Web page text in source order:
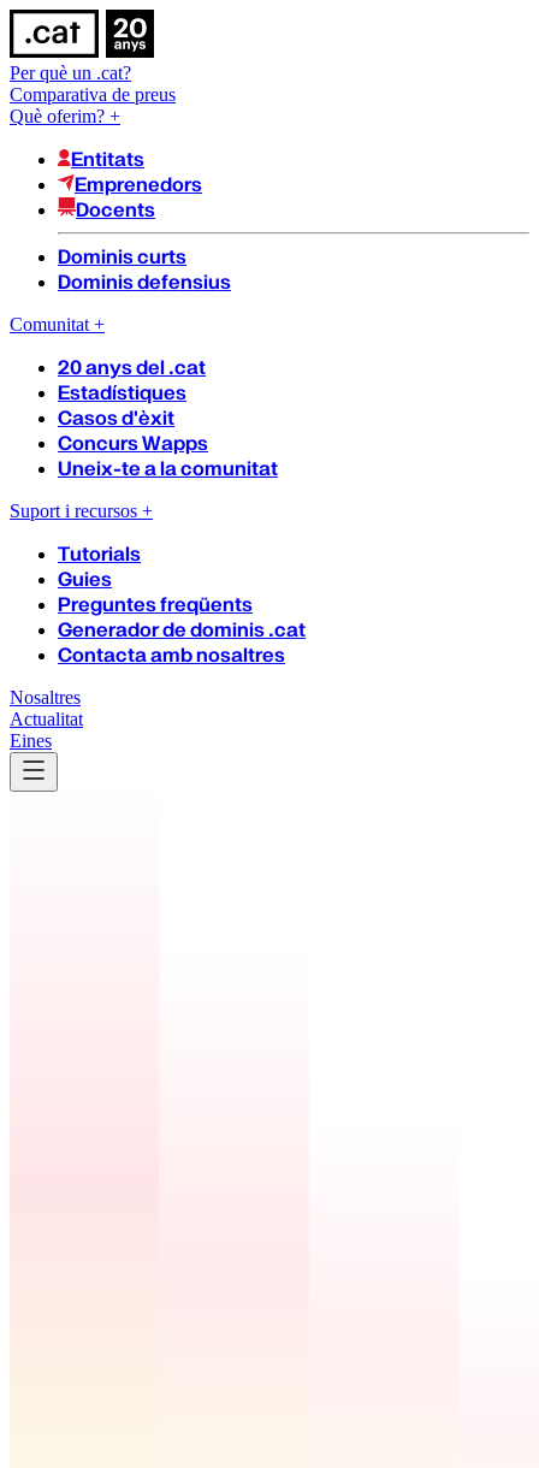
Per què un .cat?
Comparativa de preus
Què oferim? +
Entitats
Emprenedors
Docents
Dominis curts
Dominis defensius
Comunitat +
20 anys del .cat
Estadístiques
Casos d'èxit
Concurs Wapps
Uneix-te a la comunitat
Suport i recursos +
Tutorials
Guies
Preguntes freqüents
Generador de dominis .cat
Contacta amb nosaltres
Nosaltres
Actualitat
Eines